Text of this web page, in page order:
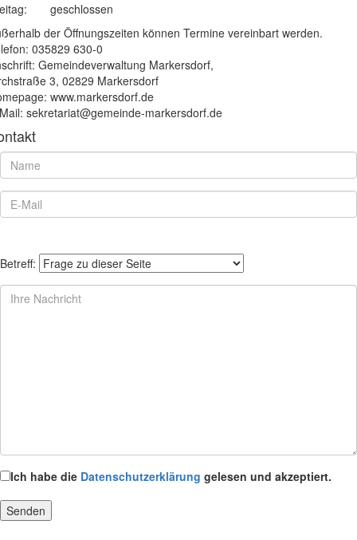
geschlossen
der Öffnungszeiten können Termine vereinbart werden.
035829 630-0
Gemeindeverwaltung Markersdorf,
3, 02829 Markersdorf
www.markersdorf.de
sekretariat@gemeinde-markersdorf.de
Betreff:
Ich habe die Datenschutzerklärung gelesen und akzeptiert.